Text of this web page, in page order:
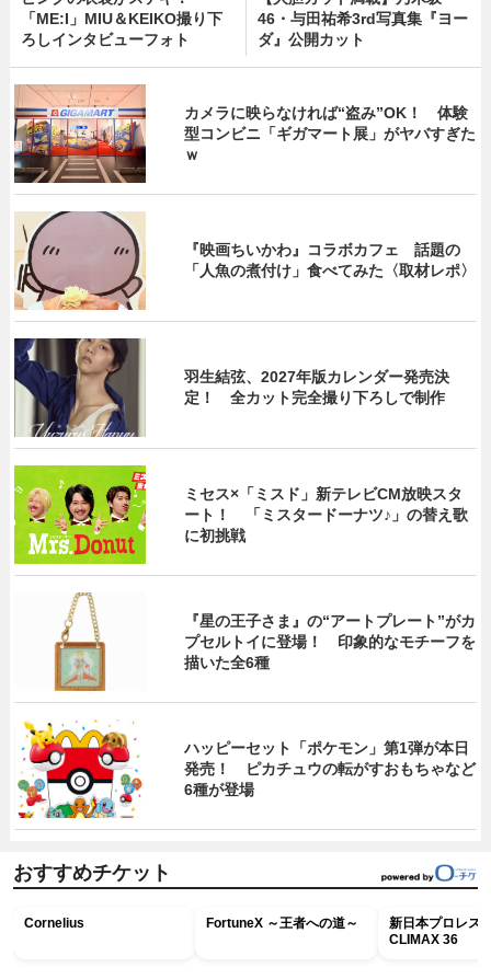
「ME:I」MIU＆KEIKO撮り下
ろしインタビューフォト
46・与田祐希3rd写真集『ヨー
ダ』公開カット
カメラに映らなければ“盗み”OK！ 体験
型コンビニ「ギガマート展」がヤバすぎた
ｗ
『映画ちいかわ』コラボカフェ 話題の
「人魚の煮付け」食べてみた〈取材レポ〉
羽生結弦、2027年版カレンダー発売決
定！ 全カット完全撮り下ろしで制作
ミセス×「ミスド」新テレビCM放映スタ
ート！ 「ミスタードーナツ♪」の替え歌
に初挑戦
『星の王子さま』の“アートプレート”がカ
プセルトイに登場！ 印象的なモチーフを
描いた全6種
ハッピーセット「ポケモン」第1弾が本日
発売！ ピカチュウの転がすおもちゃなど
6種が登場
おすすめチケット
Cornelius FortuneX ～王者への道～
新日本プロレス
CLIMAX 36